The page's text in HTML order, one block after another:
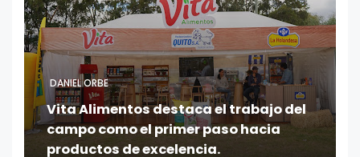
DANIEL ORBE
Vita Alimentos destaca el trabajo del
campo como el primer paso hacia
productos de excelencia.